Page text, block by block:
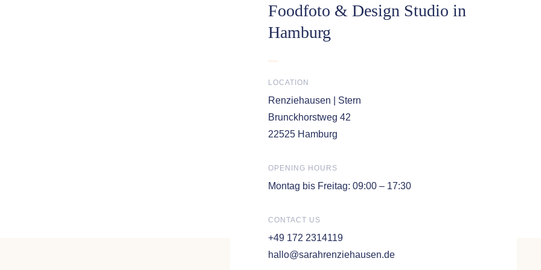
Foodfoto & Design Studio in
Hamburg
LOCATION
Renziehausen | Stern
Brunckhorstweg 42
22525 Hamburg
OPENING HOURS
Montag bis Freitag: 09:00 – 17:30
CONTACT US
+49 172 2314119
hallo@sarahrenziehausen.de